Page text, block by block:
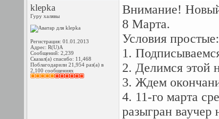
klepka
Гуру халявы
Регистрация: 01.01.2013
Адрес: R(U)A
Сообщений: 2,239
Сказал(а) спасибо: 11,468
Поблагодарили 21,954 раз(а) в
2,100 сообщениях
Внимание!
8 Марта.
Условия простые:
1.
2. Делимся этой
3. Ждем
4. 11-го марта
разыгран ваучер